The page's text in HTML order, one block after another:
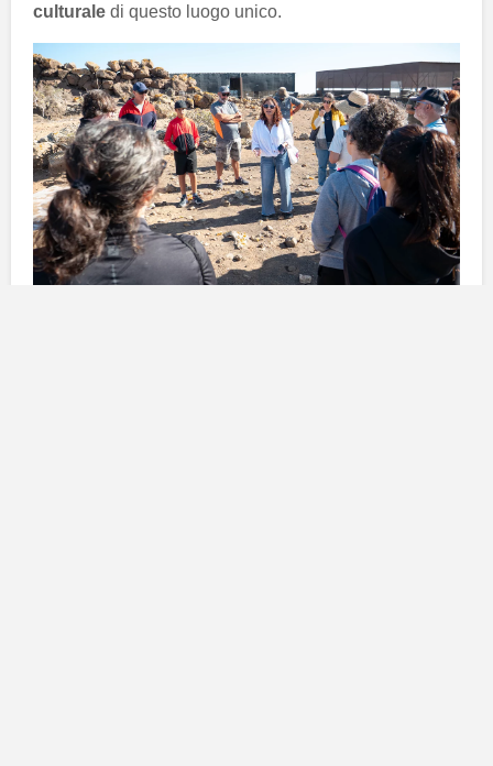
culturale di questo luogo unico.